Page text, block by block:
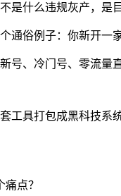
是什么违规灰产，是
通俗例子：你新开一
号、冷门号、零流量
工具打包成黑科技系
点？